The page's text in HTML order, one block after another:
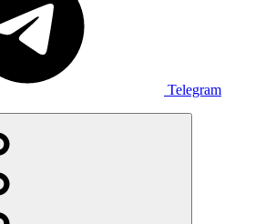
Telegram